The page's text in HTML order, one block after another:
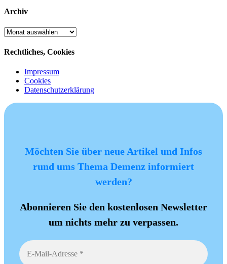
Archiv
Archiv
Rechtliches, Cookies
Impressum
Cookies
Datenschutzerklärung
Möchten Sie über neue Artikel und Infos
rund ums Thema Demenz informiert
werden?
Abonnieren Sie den kostenlosen Newsletter
um nichts mehr zu verpassen.